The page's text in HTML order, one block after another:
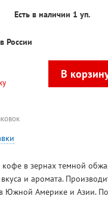
Есть в наличии 1 уп.
России
в зернах темной
и аромата.
Америке и Азии.